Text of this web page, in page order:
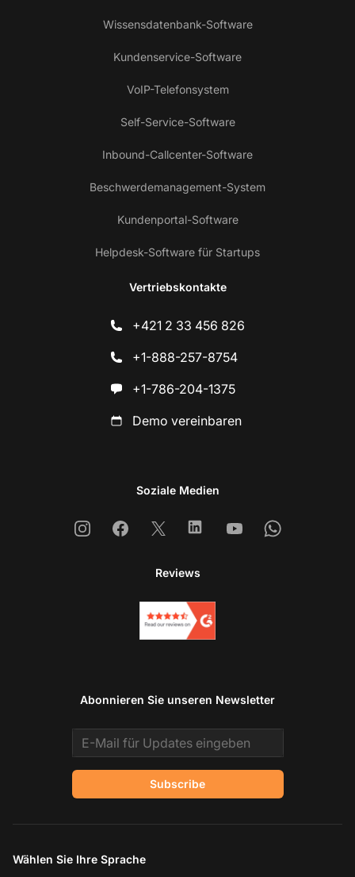
Wissensdatenbank-Software
Kundenservice-Software
VoIP-Telefonsystem
Self-Service-Software
Inbound-Callcenter-Software
Beschwerdemanagement-System
Kundenportal-Software
Helpdesk-Software für Startups
Vertriebskontakte
+421 2 33 456 826
+1-888-257-8754
+1-786-204-1375
Demo vereinbaren
Soziale Medien
InstagramFacebook
X LinkedinYoutubeWhatsapp
Reviews
Abonnieren Sie unseren Newsletter
Email address
Subscribe
Wählen Sie Ihre Sprache